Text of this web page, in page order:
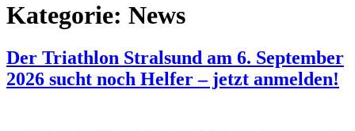
Kategorie: News
Der Triathlon Stralsund am 6. September
2026 sucht noch Helfer – jetzt anmelden!